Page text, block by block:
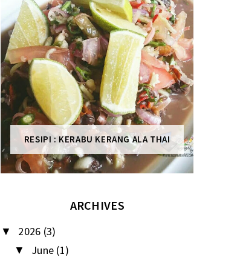
RESIPI : KERABU KERANG ALA THAI
ARCHIVES
▼ 2026 (3)
▼ June (1)